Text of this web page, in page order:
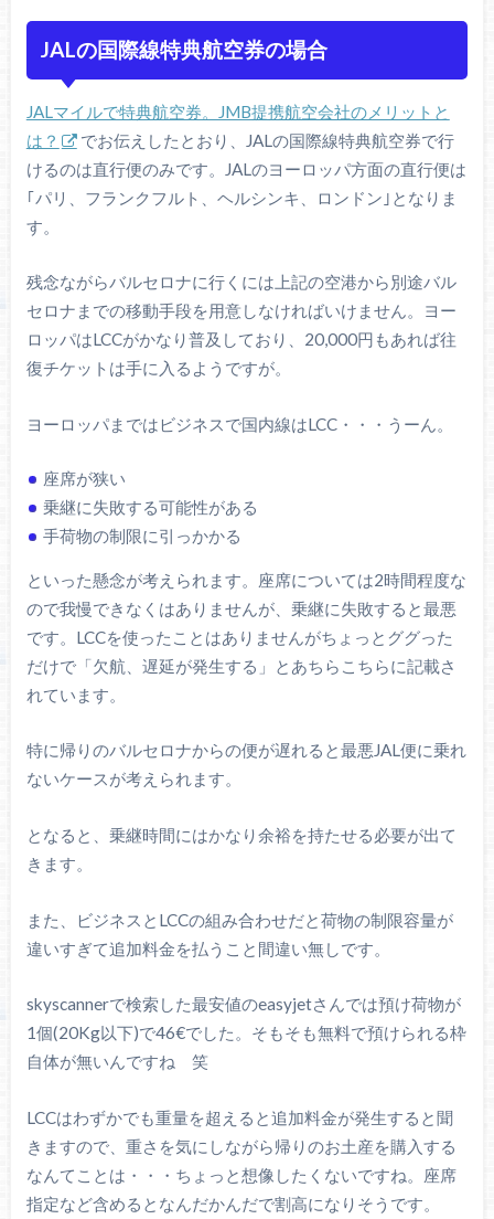
JALの国際線特典航空券の場合
JALマイルで特典航空券。JMB提携航空会社のメリットと
は？
でお伝えしたとおり、JALの国際線特典航空券で行
けるのは直行便のみです。JALのヨーロッパ方面の直行便は
｢パリ、フランクフルト、ヘルシンキ、ロンドン｣となりま
す。
残念ながらバルセロナに行くには上記の空港から別途バル
セロナまでの移動手段を用意しなければいけません。ヨー
ロッパはLCCがかなり普及しており、20,000円もあれば往
復チケットは手に入るようですが。
ヨーロッパまではビジネスで国内線はLCC・・・うーん。
座席が狭い
乗継に失敗する可能性がある
手荷物の制限に引っかかる
といった懸念が考えられます。座席については2時間程度な
ので我慢できなくはありませんが、乗継に失敗すると最悪
です。LCCを使ったことはありませんがちょっとググった
だけで「欠航、遅延が発生する」とあちらこちらに記載さ
れています。
特に帰りのバルセロナからの便が遅れると最悪JAL便に乗れ
ないケースが考えられます。
となると、乗継時間にはかなり余裕を持たせる必要が出て
きます。
また、ビジネスとLCCの組み合わせだと荷物の制限容量が
違いすぎて追加料金を払うこと間違い無しです。
skyscannerで検索した最安値のeasyjetさんでは預け荷物が
1個(20Kg以下)で46€でした。そもそも無料で預けられる枠
自体が無いんですね 笑
LCCはわずかでも重量を超えると追加料金が発生すると聞
きますので、重さを気にしながら帰りのお土産を購入する
なんてことは・・・ちょっと想像したくないですね。座席
指定など含めるとなんだかんだで割高になりそうです。